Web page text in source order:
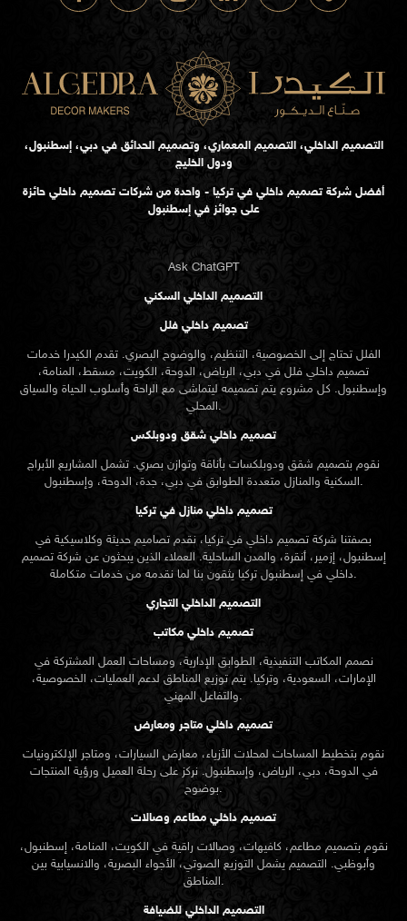
التصميم الداخلي، التصميم المعماري، وتصميم الحدائق في دبي، إسطنبول،
ودول الخليج
أفضل شركة تصميم داخلي في تركيا - واحدة من شركات تصميم داخلي حائزة
على جوائز في إسطنبول
Ask ChatGPT
التصميم الداخلي السكني
تصميم داخلي فلل
الفلل تحتاج إلى الخصوصية، التنظيم، والوضوح البصري. تقدم الكيدرا خدمات
تصميم داخلي فلل في دبي، الرياض، الدوحة، الكويت، مسقط، المنامة،
وإسطنبول. كل مشروع يتم تصميمه ليتماشى مع الراحة وأسلوب الحياة والسياق
المحلي.
تصميم داخلي شقق ودوبلكس
نقوم بتصميم شقق ودوبلكسات بأناقة وتوازن بصري. تشمل المشاريع الأبراج
السكنية والمنازل متعددة الطوابق في دبي، جدة، الدوحة، وإسطنبول.
تصميم داخلي منازل في تركيا
بصفتنا شركة تصميم داخلي في تركيا، نقدم تصاميم حديثة وكلاسيكية في
إسطنبول، إزمير، أنقرة، والمدن الساحلية. العملاء الذين يبحثون عن شركة تصميم
داخلي في إسطنبولتركيا يثقون بنا لما نقدمه من خدمات متكاملة.
التصميم الداخلي التجاري
تصميم داخلي مكاتب
نصمم المكاتب التنفيذية، الطوابق الإدارية، ومساحات العمل المشتركة في
الإمارات، السعودية، وتركيا. يتم توزيع المناطق لدعم العمليات، الخصوصية،
والتفاعل المهني.
تصميم داخلي متاجر ومعارض
نقوم بتخطيط المساحات لمحلات الأزياء، معارض السيارات، ومتاجر الإلكترونيات
في الدوحة، دبي، الرياض، وإسطنبول. نركز على رحلة العميل ورؤية المنتجات
بوضوح.
تصميم داخلي مطاعم وصالات
نقوم بتصميم مطاعم، كافيهات، وصالات راقية في الكويت، المنامة، إسطنبول،
وأبوظبي. التصميم يشمل التوزيع الصوتي، الأجواء البصرية، والانسيابية بين
المناطق.
التصميم الداخلي للضيافة